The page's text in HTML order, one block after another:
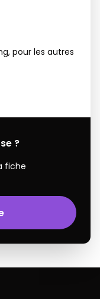
pour les autres
?
fiche